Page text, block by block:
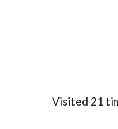
Visited 21